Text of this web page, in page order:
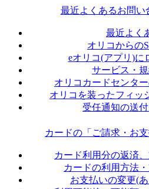
最近よくあるお問い
最近よく
オリコからの
eオリコ(アプリ)に
サービス・
オリコカードセンタ
オリコを装ったフィッ
受任通知の送
カードの「ご請求・お支
カード利用分の返済
カードの利用方法
お支払いの変更(